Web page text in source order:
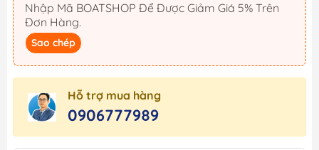
Nhập Mã BOATSHOP Để Được Giảm Giá 5% Trên
Đơn Hàng.
Sao chép
Hỗ trợ mua hàng
0906777989